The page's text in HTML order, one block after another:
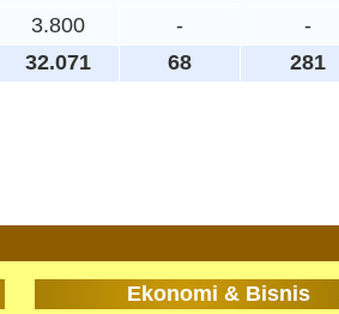
3.800 -
-
32.071 68 281
Ekonomi & Bisnis